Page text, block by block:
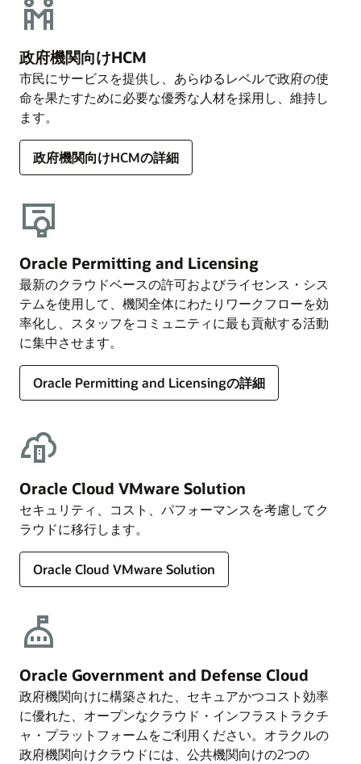
政府機関向けHCM
市民にサービスを提供し、あらゆるレベルで政府の使
命を果たすために必要な優秀な人材を採用し、維持し
ます。
政府機関向けHCMの詳細
Oracle Permitting and Licensing
最新のクラウドベースの許可およびライセンス・シス
テムを使用して、機関全体にわたりワークフローを効
率化し、スタッフをコミュニティに最も貢献する活動
に集中させます。
Oracle Permitting and Licensingの詳細
Oracle Cloud VMware Solution
セキュリティ、コスト、パフォーマンスを考慮してク
ラウドに移行します。
Oracle Cloud VMware Solution
Oracle Government and Defense Cloud
政府機関向けに構築された、セキュアかつコスト効率
に優れた、オープンなクラウド・インフラストラクチ
ャ・プラットフォームをご利用ください。オラクルの
政府機関向けクラウドには、公共機関向けの2つの